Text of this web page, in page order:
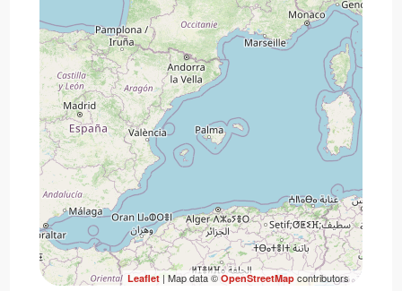
Leaflet| Map data ©OpenStreetMapcontributors